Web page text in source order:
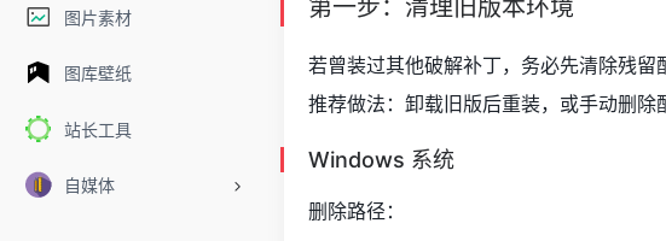
图片素材
图库壁纸
站长工具
自媒体
第一步：清理旧版本环境
若曾装过其他破解补丁，务必先清除残留
推荐做法：卸载旧版后重装，或手动删除
Windows 系统
删除路径：